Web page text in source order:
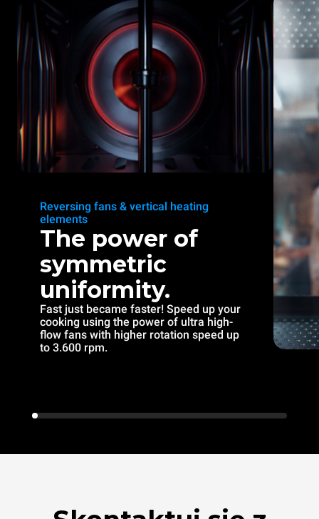
Reversing fans & vertical heating
elements
The power of
symmetric
uniformity.
Fast just became faster! Speed up your
cooking using the power of ultra high-
flow fans with higher rotation speed up
to 3.600 rpm.